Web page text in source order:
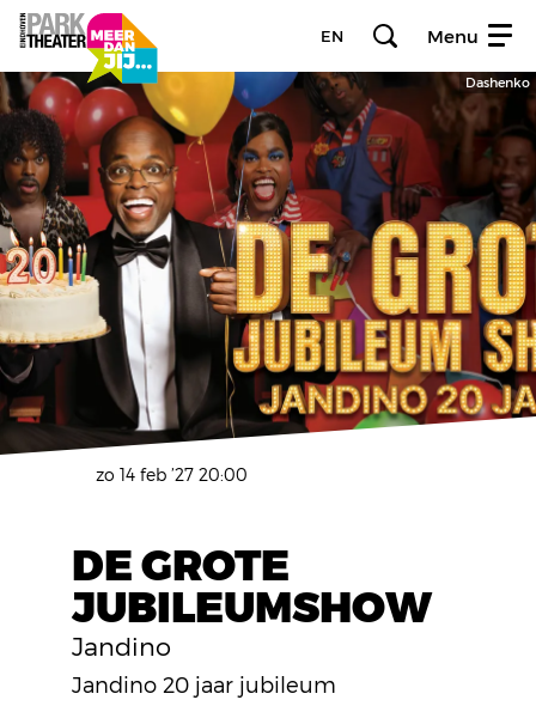
EN Menu
Dashenko
DE GROTE
JUBILEUMSHOW
Jandino
zo 14 feb ’27 20:00
Jandino 20 jaar jubileum